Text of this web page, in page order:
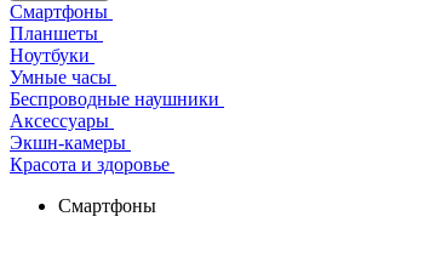
Смартфоны
Планшеты
Ноутбуки
Умные часы
Беспроводные наушники
Аксессуары
Экшн-камеры
Красота и здоровье
Смартфоны